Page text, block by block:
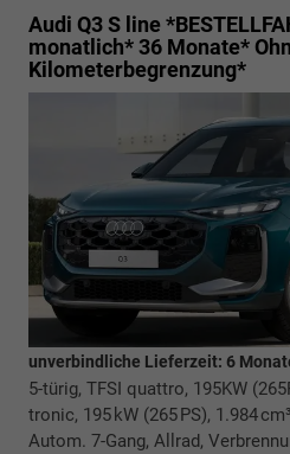
Audi Q3S line
monatlich* 36 Monate*
Kilometerbegrenzung*
unverbindliche Lieferzeit: 6
5-türig, TFSI quattro, 195KW
tronic, 195 kW (265 PS), 1.984
Autom. 7-Gang, Allrad,